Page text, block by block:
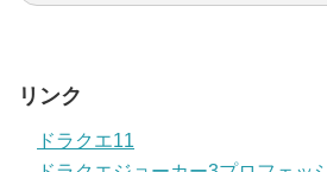
リンク
ドラクエ11